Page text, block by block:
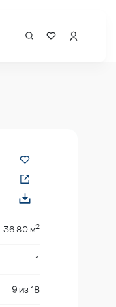
36.80 м2
1
9 из 18